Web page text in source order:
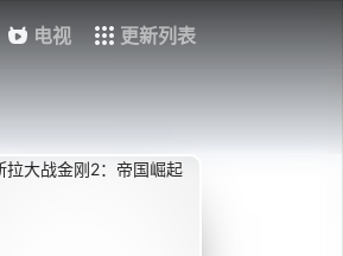
电视 更新列表